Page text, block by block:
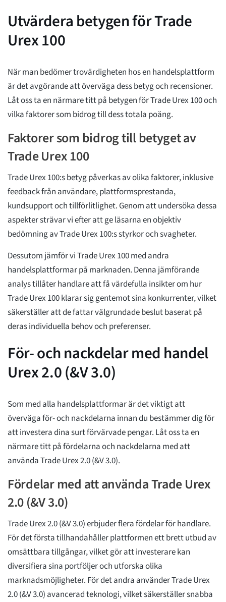
Utvärdera betygen för Trade
Urex 100
När man bedömer trovärdigheten hos en handelsplattform
är det avgörande att överväga dess betyg och recensioner.
Låt oss ta en närmare titt på betygen för Trade Urex 100 och
vilka faktorer som bidrog till dess totala poäng.
Faktorer som bidrog till betyget av
Trade Urex 100
Trade Urex 100:s betyg påverkas av olika faktorer, inklusive
feedback från användare, plattformsprestanda,
kundsupport och tillförlitlighet. Genom att undersöka dessa
aspekter strävar vi efter att ge läsarna en objektiv
bedömning av Trade Urex 100:s styrkor och svagheter.
Dessutom jämför vi Trade Urex 100 med andra
handelsplattformar på marknaden. Denna jämförande
analys tillåter handlare att få värdefulla insikter om hur
Trade Urex 100 klarar sig gentemot sina konkurrenter, vilket
säkerställer att de fattar välgrundade beslut baserat på
deras individuella behov och preferenser.
För- och nackdelar med handel
Urex 2.0 (&V 3.0)
Som med alla handelsplattformar är det viktigt att
överväga för- och nackdelarna innan du bestämmer dig för
att investera dina surt förvärvade pengar. Låt oss ta en
närmare titt på fördelarna och nackdelarna med att
använda Trade Urex 2.0 (&V 3.0).
Fördelar med att använda Trade Urex
2.0 (&V 3.0)
Trade Urex 2.0 (&V 3.0) erbjuder flera fördelar för handlare.
För det första tillhandahåller plattformen ett brett utbud av
omsättbara tillgångar, vilket gör att investerare kan
diversifiera sina portföljer och utforska olika
marknadsmöjligheter. För det andra använder Trade Urex
2.0 (&V 3.0) avancerad teknologi, vilket säkerställer snabba